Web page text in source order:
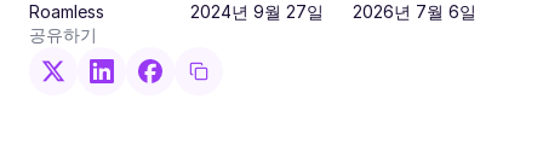
Roamless
2024년 9월 27일
2026년 7월 6일
공유하기